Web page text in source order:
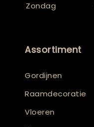
Zondag
Assortiment
Gordijnen
Raamdecoratie
Vloeren